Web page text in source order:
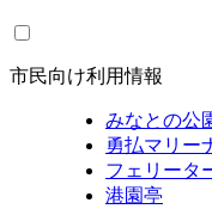
市民向け利用情報
みなとの公
勇払マリー
フェリータ
港園亭